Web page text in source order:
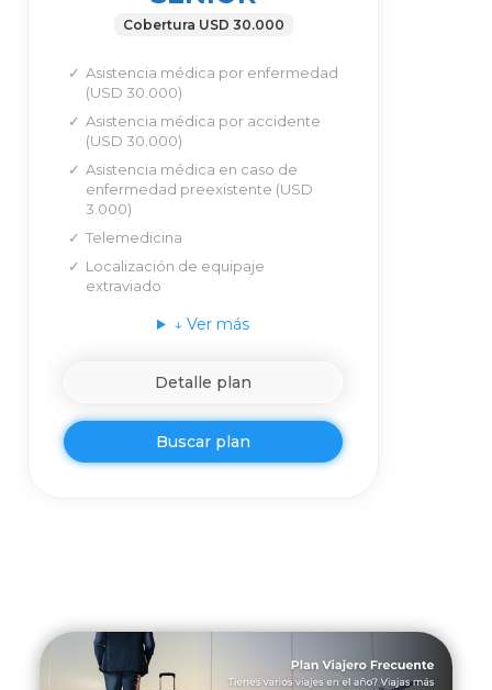
Cobertura USD 30.000
Asistencia médica por enfermedad
(USD 30.000)
Asistencia médica por accidente
(USD 30.000)
Asistencia médica en caso de
enfermedad preexistente (USD
3.000)
Telemedicina
Localización de equipaje
extraviado
↓ Ver más
Detalle plan
Buscar plan